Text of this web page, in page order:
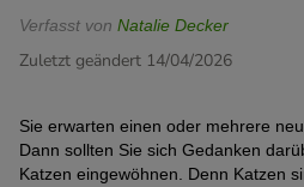
Verfasst von Natalie Decker
Zuletzt geändert 14/04/2026
Sie erwarten einen oder mehrere
Dann sollten Sie sich Gedanken
Katzen eingewöhnen. Denn Katzen